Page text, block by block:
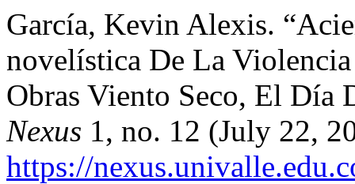
García, Kevin Alexis.
novelística De La
Obras Viento Seco, El Día
Nexus 1, no. 12 (July 22,
https://